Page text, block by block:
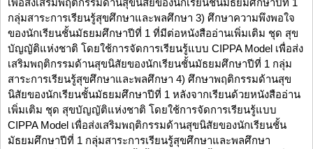
เพื่อส่งเสริมพฤติกรรมด้านสุขนิสัยของนักเรียนชั้นมัธยมศึกษาปีที่ 1
กลุ่มสาระการเรียนรู้สุขศึกษาและพลศึกษา 3) ศึกษาความพึงพอใจ
ของนักเรียนชั้นมัธยมศึกษาปีที่ 1 ที่มีต่อหนังสืออ่านเพิ่มเติม ชุด สุข
บัญญัติแห่งชาติ โดยใช้การจัดการเรียนรู้แบบ CIPPA Model เพื่อส่ง
เสริมพฤติกรรมด้านสุขนิสัยของนักเรียนชั้นมัธยมศึกษาปีที่ 1 กลุ่ม
สาระการเรียนรู้สุขศึกษาและพลศึกษา 4) ศึกษาพฤติกรรมด้านสุข
นิสัยของนักเรียนชั้นมัธยมศึกษาปีที่ 1 หลังจากเรียนด้วยหนังสืออ่าน
เพิ่มเติม ชุด สุขบัญญัติแห่งชาติ โดยใช้การจัดการเรียนรู้แบบ
CIPPA Model เพื่อส่งเสริมพฤติกรรมด้านสุขนิสัยของนักเรียนชั้น
มัธยมศึกษาปีที่ 1 กลุ่มสาระการเรียนรู้สุขศึกษาและพลศึกษา